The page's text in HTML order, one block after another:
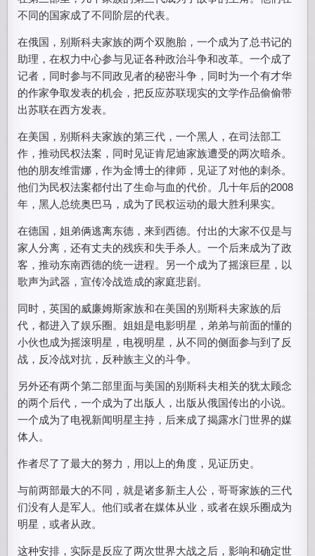
不同的国家成了不同阶层的代表。
在俄国，别斯科夫家族的两个双胞胎，一个成为了总书记的
助理，在权力中心参与见证各种政治斗争和改革。一个成了
记者，同时参与不同政见者的秘密斗争，同时为一个有才华
的作家争取发表的机会，把反应苏联现实的文学作品偷偷带
出苏联在西方发表。
在美国，别斯科夫家族的第三代，一个黑人，在司法部工
作，推动民权法案，同时见证肯尼迪家族遭受的两次暗杀。
他的朋友维雷娜，作为金博士的律师，见证了对他的刺杀。
他们为民权法案都付出了生命与血的代价。几十年后的2008
年，黑人总统奥巴马，成为了民权运动的最大胜利果实。
在德国，姐弟俩逃离东德，来到西德。付出的大家不仅是与
家人分离，还有丈夫的残疾和失手杀人。一个后来成为了政
客，推动东南西德的统一进程。另一个成为了摇滚巨星，以
歌声为武器，宣传冷战造成的家庭悲剧。
同时，英国的威廉姆斯家族和在美国的别斯科夫家族的后
代，都进入了娱乐圈。姐姐是电影明星，弟弟与前面的懂的
小伙也成为摇滚明星，电视明星，从不同的侧面参与到了反
战，反冷战对抗，反种族主义的斗争。
另外还有两个第二部里面与美国的别斯科夫相关的犹太顾念
的两个后代，一个成为了出版人，出版从俄国传出的小说。
一个成为了电视新闻明星主持，后来成了揭露水门世界的媒
体人。
作者尽了了最大的努力，用以上的角度，见证历史。
与前两部最大的不同，就是诸多新主人公，哥哥家族的三代
们没有人是军人。他们或者在媒体从业，或者在娱乐圈成为
明星，或者从政。
这种安排，实际是反应了两次世界大战之后，影响和确定世